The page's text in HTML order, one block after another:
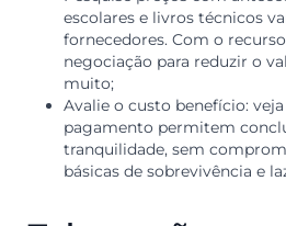
Isso evita imprevistos no
atrapalhar o rendimento
Dicas para